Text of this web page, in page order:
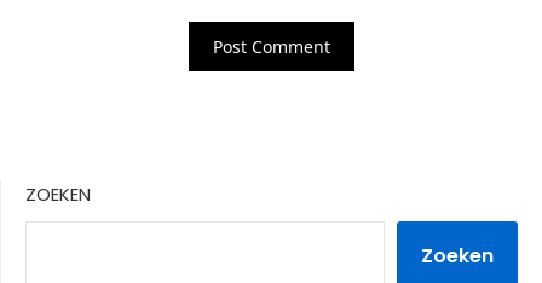
ZOEKEN
Zoeken